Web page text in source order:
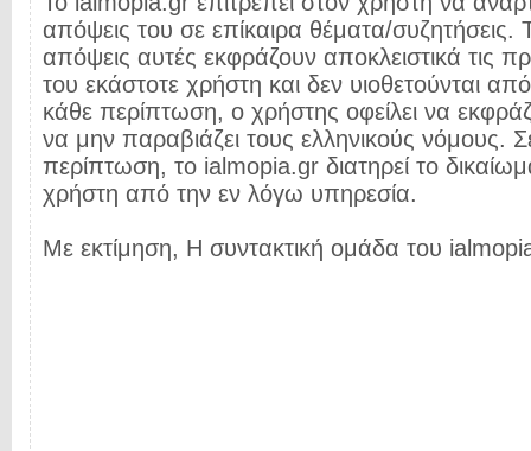
απόψεις του σε επίκαιρα θέματα/συζητήσεις.
απόψεις αυτές εκφράζουν αποκλειστικά τις
του εκάστοτε χρήστη και δεν υιοθετούνται
κάθε περίπτωση, ο χρήστης οφείλει να
να μην παραβιάζει τους ελληνικούς νόμους.
περίπτωση, το ialmopia.gr διατηρεί το
χρήστη από την εν λόγω υπηρεσία.
Με εκτίμηση, Η συντακτική ομάδα του